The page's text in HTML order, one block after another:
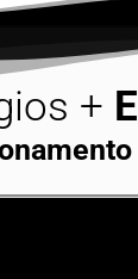
+